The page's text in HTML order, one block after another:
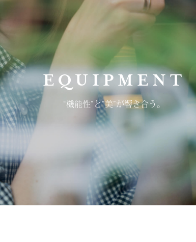
EQUIPMENT
“機能性”と“美”が響き合う。